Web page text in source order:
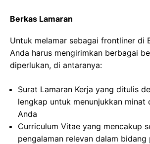
Berkas Lamaran
Untuk melamar sebagai frontliner di
Anda harus mengirimkan berbagai
diperlukan, di antaranya:
Surat Lamaran Kerja yang ditulis
lengkap untuk menunjukkan minat
Anda
Curriculum Vitae yang mencakup
pengalaman relevan dalam bidang